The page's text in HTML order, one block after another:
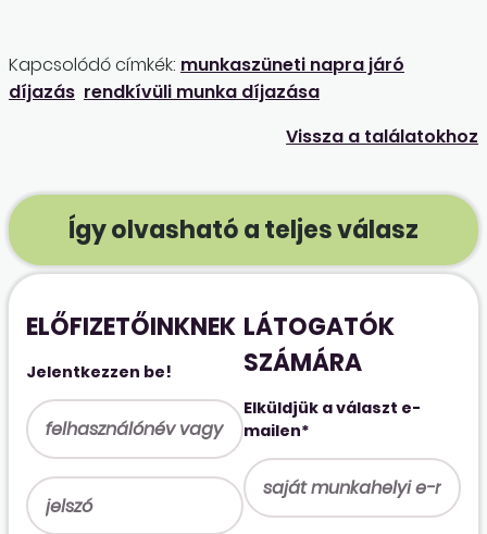
Kapcsolódó címkék: munkaszüneti napra járó
díjazás rendkívüli munka díjazása
Vissza a találatokhoz
Így olvasható a teljes válasz
ELŐFIZETŐINKNEK
Jelentkezzen be!
LÁTOGATÓK
SZÁMÁRA
Elküldjük a választ e-
mailen*